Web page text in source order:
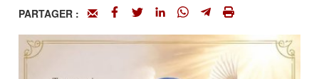
PARTAGER :